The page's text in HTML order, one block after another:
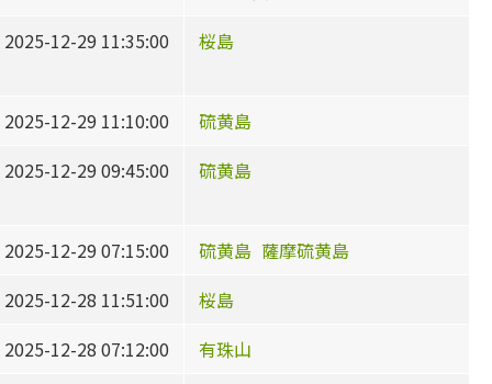
2025-12-29 11:35:00
桜島
2025-12-29 11:10:00
硫黄島
2025-12-29 09:45:00
硫黄島
2025-12-29 07:15:00 硫黄島 薩摩硫黄島
2025-12-28 11:51:00
桜島
2025-12-28 07:12:00
有珠山